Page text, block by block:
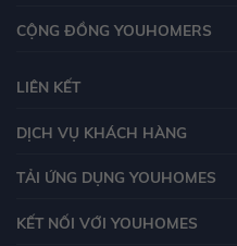
CỘNG ĐỒNG YOUHOMERS
LIÊN KẾT
DỊCH VỤ KHÁCH HÀNG
TẢI ỨNG DỤNG YOUHOMES
KẾT NỐI VỚI YOUHOMES